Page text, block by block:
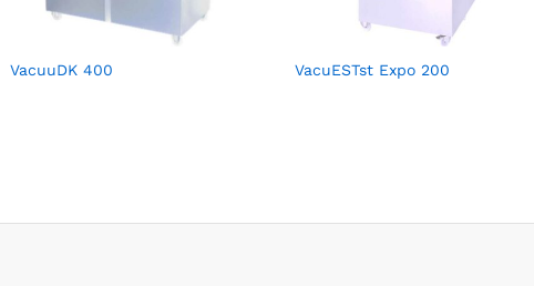
VacuuDK 400 VacuESTst Expo 200